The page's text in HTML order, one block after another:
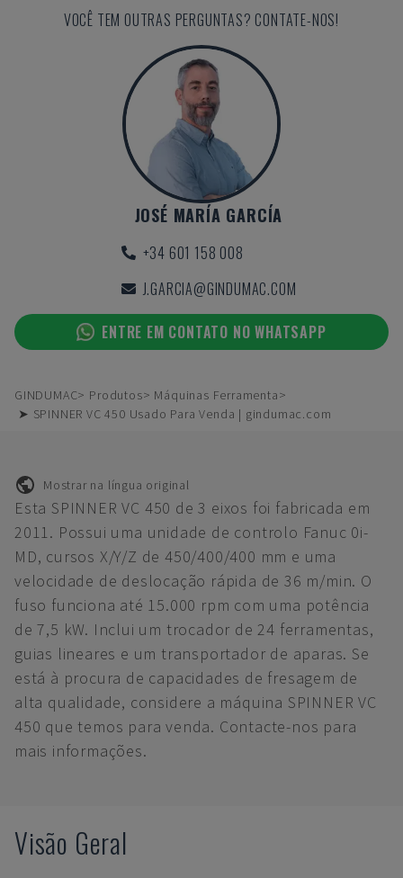
VOCÊ TEM OUTRAS PERGUNTAS? CONTATE-NOS!
JOSÉ MARÍA GARCÍA
+34 601 158 008
J.GARCIA@GINDUMAC.COM
ENTRE EM CONTATO NO WHATSAPP
GINDUMAC Produtos
Máquinas Ferramenta
➤ SPINNER VC 450 Usado Para Venda | gindumac.com
Mostrar na língua original
Esta SPINNER VC 450 de 3 eixos foi fabricada em
2011. Possui uma unidade de controlo Fanuc 0i-
MD, cursos X/Y/Z de 450/400/400 mm e uma
velocidade de deslocação rápida de 36 m/min. O
fuso funciona até 15.000 rpm com uma potência
de 7,5 kW. Inclui um trocador de 24 ferramentas,
guias lineares e um transportador de aparas. Se
está à procura de capacidades de fresagem de
alta qualidade, considere a máquina SPINNER VC
450 que temos para venda. Contacte-nos para
mais informações.
Visão Geral